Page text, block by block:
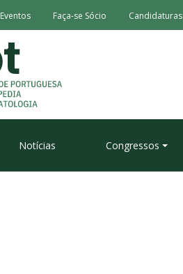
Eventos Faça-se Sócio Candidaturas
Notícias Congressos